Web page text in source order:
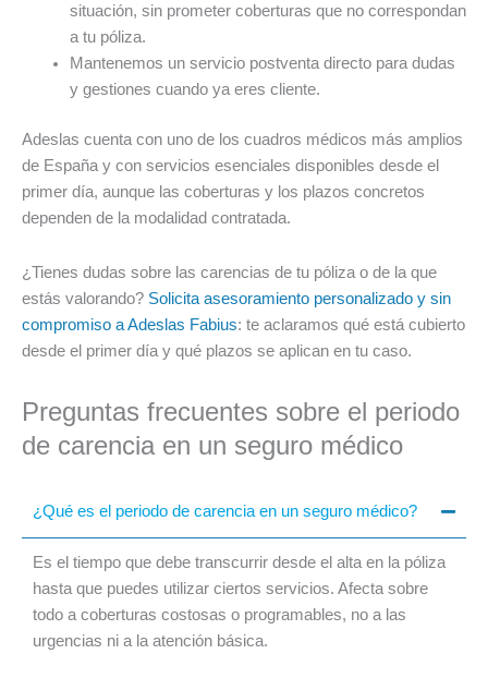
situación, sin prometer coberturas que no correspondan
a tu póliza.
Mantenemos un servicio postventa directo para dudas
y gestiones cuando ya eres cliente.
Adeslas cuenta con uno de los cuadros médicos más amplios
de España y con servicios esenciales disponibles desde el
primer día, aunque las coberturas y los plazos concretos
dependen de la modalidad contratada.
¿Tienes dudas sobre las carencias de tu póliza o de la que
estás valorando? Solicita asesoramiento personalizado y sin
compromiso a Adeslas Fabius: te aclaramos qué está cubierto
desde el primer día y qué plazos se aplican en tu caso.
Preguntas frecuentes sobre el periodo
de carencia en un seguro médico
¿Qué es el periodo de carencia en un seguro médico?
Es el tiempo que debe transcurrir desde el alta en la póliza
hasta que puedes utilizar ciertos servicios. Afecta sobre
todo a coberturas costosas o programables, no a las
urgencias ni a la atención básica.